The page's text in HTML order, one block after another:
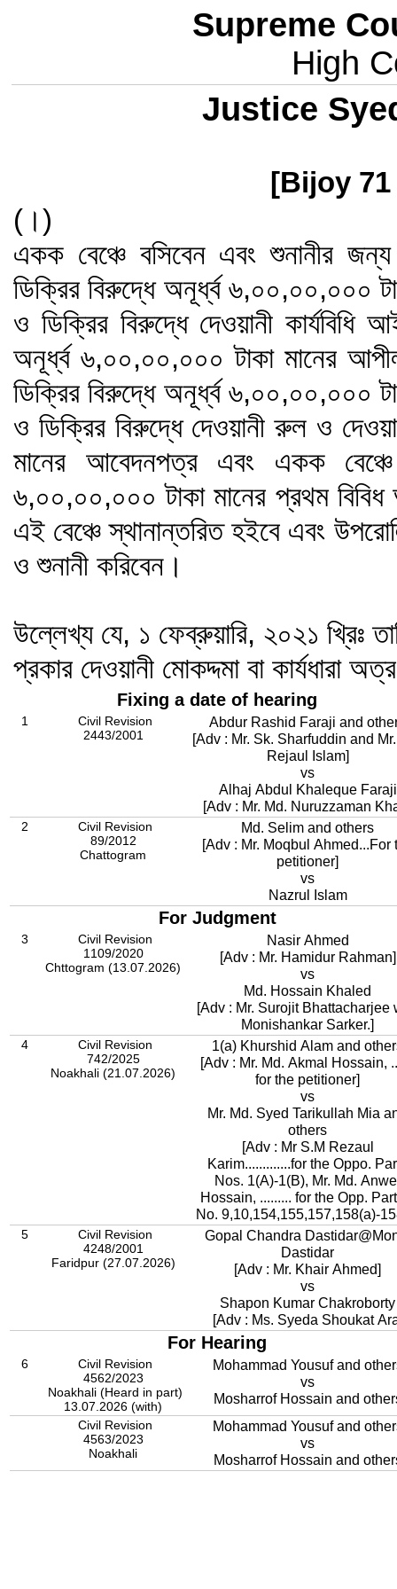
Supreme
High
Justice
[Bijoy
(।)
একক বেঞ্চে বসিবেন এবং শুনানীর
ডিক্রির বিরুদ্ধে অনূর্ধ্ব ৬,০০,০০,০০০
ও ডিক্রির বিরুদ্ধে দেওয়ানী
অনূর্ধ্ব ৬,০০,০০,০০০ টাকা মানের
ডিক্রির বিরুদ্ধে অনূর্ধ্ব ৬,০০,০০,০০০
ও ডিক্রির বিরুদ্ধে দেওয়ানী রুল ও
মানের আবেদনপত্র এবং একক
৬,০০,০০,০০০ টাকা মানের প্রথম
এই বেঞ্চে স্থানান্তরিত হইবে এবং
ও শুনানী করিবেন।
উল্লেখ্য যে, ১ ফেব্রুয়ারি, ২০২১ খ্রিঃ
প্রকার দেওয়ানী মোকদ্দমা বা কার্যধারা
Fixing a date of hearing
1
Civil Revision
2443/2001
Abdur Rashid Faraji and
[Adv : Mr. Sk. Sharfuddin and
Rejaul Islam]
vs
Alhaj Abdul Khaleque Faraji
[Adv : Mr. Md. Nuruzzaman
2
Civil Revision
89/2012
Chattogram
Md. Selim and others
[Adv : Mr. Moqbul Ahmed...For
petitioner]
vs
Nazrul Islam
For Judgment
3
Civil Revision
1109/2020
Chttogram (13.07.2026)
Nasir Ahmed
[Adv : Mr. Hamidur Rahman]
vs
Md. Hossain Khaled
[Adv : Mr. Surojit Bhattacharjee
Monishankar Sarker.]
4
Civil Revision
742/2025
Noakhali (21.07.2026)
1(a) Khurshid Alam and
[Adv : Mr. Md. Akmal Hossain,
for the petitioner]
vs
Mr. Md. Syed Tarikullah Mia
others
[Adv : Mr S.M Rezaul
Karim.............for the Oppo.
Nos. 1(A)-1(B), Mr. Md.
Hossain, ......... for the Opp.
No. 9,10,154,155,157,158(a)-
5
Civil Revision
4248/2001
Faridpur (27.07.2026)
Gopal Chandra
Dastidar
[Adv : Mr. Khair Ahmed]
vs
Shapon Kumar Chakroborty
[Adv : Ms. Syeda Shoukat
For Hearing
6
Civil Revision
4562/2023
Noakhali (Heard in part)
13.07.2026 (with)
Mohammad Yousuf and
vs
Mosharrof Hossain and
Civil Revision
4563/2023
Noakhali
Mohammad Yousuf and
vs
Mosharrof Hossain and